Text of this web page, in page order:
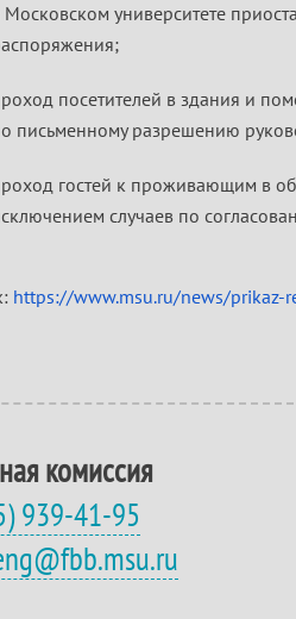
Московском университете
посетителей в здания и
письменному разрешению
гостей к проживающим в
случаев по
https://www.msu.ru/news/
комиссия
939-41-95